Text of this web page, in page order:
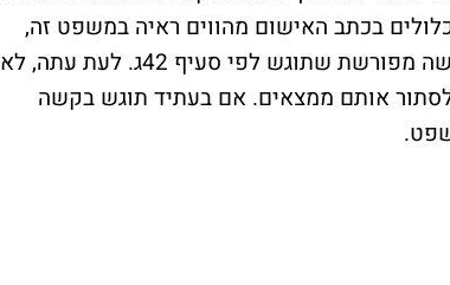
בכתב האישום מהווים ראיה במשפט זה,
שהמערערים אינם רשאים לסתור אותם אלא לאחר בקשה מפורשת שתוגש לפי סעיף 42ג. לעת עתה, לא
אותם ממצאים. אם בעתיד תוגש בקשה